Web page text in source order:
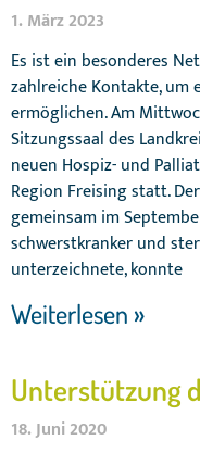
1. März 2023
Es ist ein besonderes
zahlreiche Kontakte, um
ermöglichen. Am
Sitzungssaal des
neuen Hospiz- und
Region Freising statt. Der
gemeinsam im
schwerstkranker und
unterzeichnete, konnte
Weiterlesen »
Unterstützung
18. Juni 2020